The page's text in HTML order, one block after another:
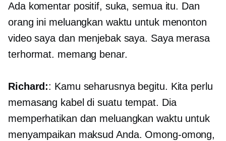
Ada komentar positif, suka, semua itu. Dan
orang ini meluangkan waktu untuk menonton
video saya dan menjebak saya. Saya merasa
terhormat. memang benar.
Richard:: Kamu seharusnya begitu. Kita perlu
memasang kabel di suatu tempat. Dia
memperhatikan dan meluangkan waktu untuk
menyampaikan maksud Anda. Omong-omong,